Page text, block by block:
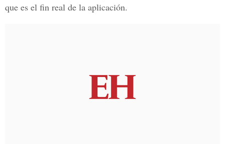
que es el fin real de la aplicación.